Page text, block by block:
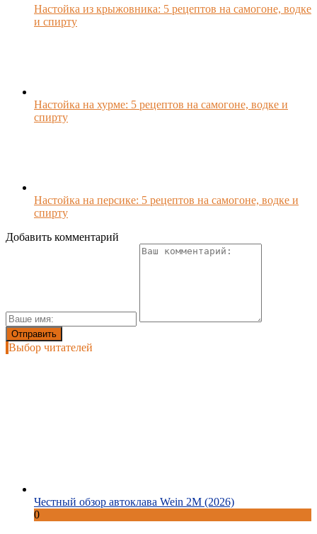
Настойка из крыжовника: 5 рецептов на самогоне, водке
и спирту
Настойка на хурме: 5 рецептов на самогоне, водке и
спирту
Настойка на персике: 5 рецептов на самогоне, водке и
спирту
Добавить комментарий
Выбор читателей
Честный обзор автоклава Wein 2M (2026)
0